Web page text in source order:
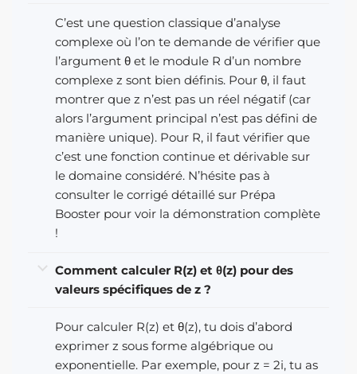
C’est une question classique d’analyse
complexe où l’on te demande de vérifier que
l’argument θ et le module R d’un nombre
complexe z sont bien définis. Pour θ, il faut
montrer que z n’est pas un réel négatif (car
alors l’argument principal n’est pas défini de
manière unique). Pour R, il faut vérifier que
c’est une fonction continue et dérivable sur
le domaine considéré. N’hésite pas à
consulter le corrigé détaillé sur Prépa
Booster pour voir la démonstration complète
!
Comment calculer R(z) et θ(z) pour des
valeurs spécifiques de z ?
Pour calculer R(z) et θ(z), tu dois d’abord
exprimer z sous forme algébrique ou
exponentielle. Par exemple, pour z = 2i, tu as